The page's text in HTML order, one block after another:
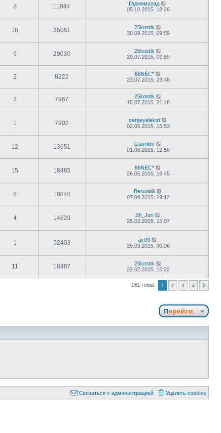
8 11044
Гаджимурад
05.10.2015, 18:26
18 35051
25kostik
30.09.2015, 09:59
6 29030
25kostik
29.07.2015, 07:59
2 8222
88NEC*
23.07.2015, 23:48
2 7967
25kostik
15.07.2015, 21:48
1 7902
sergeyelektri
02.06.2015, 15:53
12 13651
Gavrilov
01.06.2015, 12:50
15 18485
88NEC*
26.05.2015, 16:45
6 10840
Василий
07.04.2015, 19:12
4 14829
Sh_Juri
25.03.2015, 15:07
1 52403
air09
25.03.2015, 00:06
11 18487
25kostik
22.02.2015, 15:22
161 тема 1 2 3 4
Перейти
Удалить cookies
Связаться с администрацией